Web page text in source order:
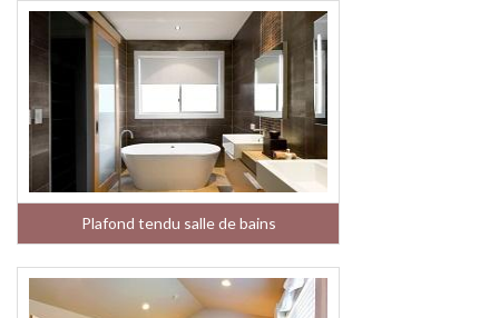
Plafond tendu salle de bains